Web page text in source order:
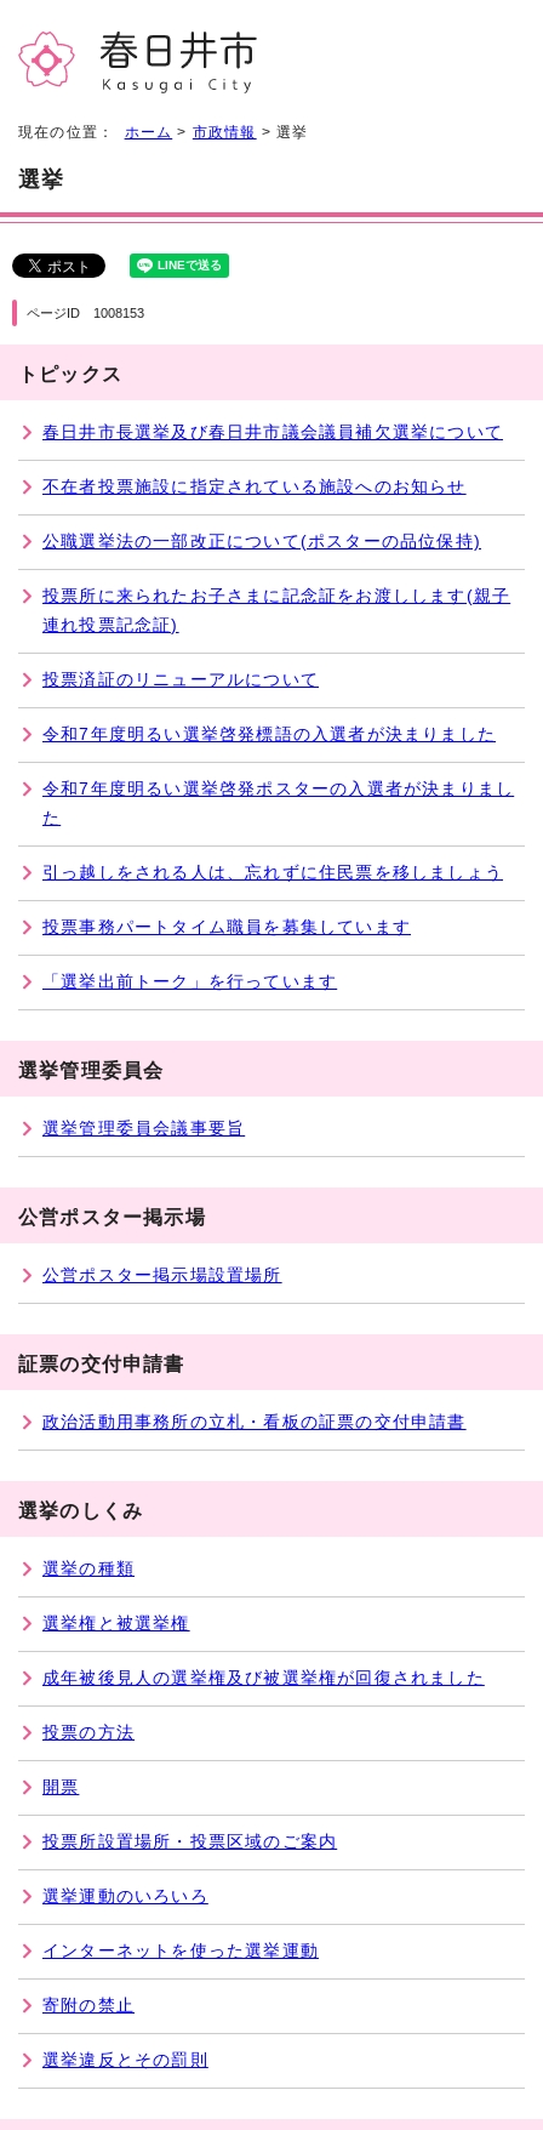
現在の位置： ホーム > 市政情報 > 選挙
選挙
ページID 1008153
トピックス
春日井市長選挙及び春日井市議会議員補欠選挙について
不在者投票施設に指定されている施設へのお知らせ
公職選挙法の一部改正について(ポスターの品位保持)
投票所に来られたお子さまに記念証をお渡しします(親子
連れ投票記念証)
投票済証のリニューアルについて
令和7年度明るい選挙啓発標語の入選者が決まりました
令和7年度明るい選挙啓発ポスターの入選者が決まりまし
た
引っ越しをされる人は、忘れずに住民票を移しましょう
投票事務パートタイム職員を募集しています
「選挙出前トーク」を行っています
選挙管理委員会
選挙管理委員会議事要旨
公営ポスター掲示場
公営ポスター掲示場設置場所
証票の交付申請書
政治活動用事務所の立札・看板の証票の交付申請書
選挙のしくみ
選挙の種類
選挙権と被選挙権
成年被後見人の選挙権及び被選挙権が回復されました
投票の方法
開票
投票所設置場所・投票区域のご案内
選挙運動のいろいろ
インターネットを使った選挙運動
寄附の禁止
選挙違反とその罰則